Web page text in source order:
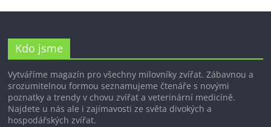
Kdo jsme
Vytváříme magazín pro všechny milovníky zvířat. Zábavnou a
srozumitelnou formou seznamujeme čtenáře s novými
poznatky a trendy v chovu zvířat a veterinární medicíně.
Najdete u nás ale i zajímavosti ze světa divokých a
hospodářských zvířat.